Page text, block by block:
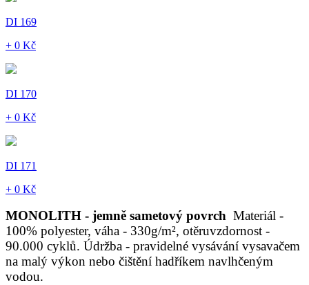
DI 169
+ 0 Kč
DI 170
+ 0 Kč
DI 171
+ 0 Kč
MONOLITH - jemně sametový povrch Materiál -
100% polyester, váha - 330g/m², otěruvzdornost -
90.000 cyklů. Údržba - pravidelné vysávání vysavačem
na malý výkon nebo čištění hadříkem navlhčeným
vodou.